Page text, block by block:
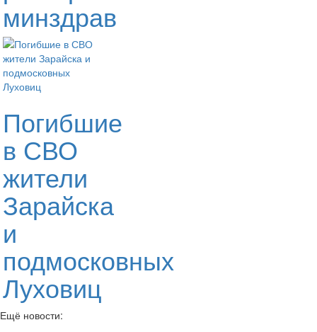
минздрав
Погибшие
в СВО
жители
Зарайска
и
подмосковных
Луховиц
Ещё новости: